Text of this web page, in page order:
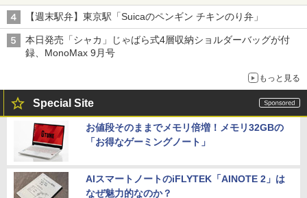
【週末駅弁】東京駅「Suicaのペンギン チキンのり弁」
本日発売「シャカ」じゃばら式4層収納ショルダーバッグが付
録、MonoMax 9月号
もっと見る
Special Site
お値段そのままでメモリ倍増！メモリ32GBの
「お得なゲーミングノート」
AIスマートノートのiFLYTEK「AINOTE 2」は
なぜ魅力的なのか？